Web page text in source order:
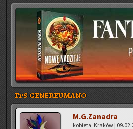
F1'S GENEREUMANO
M.G.Zanadra
ko­bie­ta, Kra­ków |